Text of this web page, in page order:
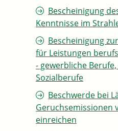
Bescheinigung
Kenntnisse im
Bescheinigung
für Leistungen
- gewerbliche
Sozialberufe
Beschwerde bei
Geruchsemissionen
einreichen